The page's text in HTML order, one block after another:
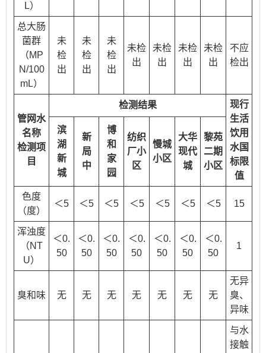
L）
总大肠
菌群
（MP
N/100
mL）
未
检
出
未
检
出
未
检
出
未检
出
未检
出
未检
出
未检
出
不应
检出
管网水
名称
检测项
目
检测结果
现行
生活
饮用
水国
标限
值
滨
湖
新
城
新
局
中
博
和
家
园
纺织
厂小
区
慢城
小区
大华
现代
城
黎苑
二期
小区
色度
（度）
＜5 ＜5 ＜5 ＜5 ＜5 ＜5 ＜5 15
浑浊度
（NT
U）
＜0.
50
＜0.
50
＜0.
50
＜0.
50
＜0.
50
＜0.
50
＜0.
50
1
臭和味 无 无 无 无 无 无 无
无异
臭、
异味
与水
接触